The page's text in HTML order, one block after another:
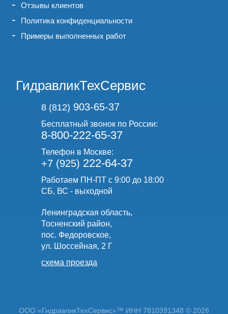
Отзывы клиентов
Политика конфиденциальности
Примеры выполненных работ
ГидравликТехСервис
8 (812) 903-65-37
Бесплатный звонок по России:
8-800-222-65-37
Телефон в Москве:
+7 (925) 222-64-37
Работаем ПН-ПТ с 9:00 до 18:00
СБ, ВС - выходной
Ленинградская область,
Тосненский район,
пос. Федоровское,
ул. Шоссейная, 2 Г
схема проезда
ООО «ГидравликТехСервис»™ ИНН 7810391348 © 2026